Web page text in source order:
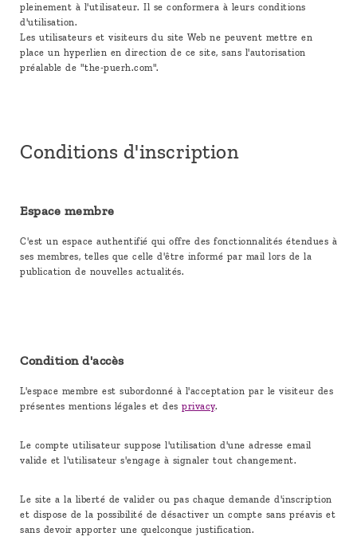
pleinement à l'utilisateur. Il se conformera à leurs conditions
d'utilisation.
Les utilisateurs et visiteurs du site Web ne peuvent mettre en
place un hyperlien en direction de ce site, sans l'autorisation
préalable de "the-puerh.com".
Conditions d'inscription
Espace membre
C'est un espace authentifié qui offre des fonctionnalités étendues à
ses membres, telles que celle d'être informé par mail lors de la
publication de nouvelles actualités.
Condition d'accès
L'espace membre est subordonné à l'acceptation par le visiteur des
présentes mentions légales et des privacy.
Le compte utilisateur suppose l'utilisation d'une adresse email
valide et l'utilisateur s'engage à signaler tout changement.
Le site a la liberté de valider ou pas chaque demande d'inscription
et dispose de la possibilité de désactiver un compte sans préavis et
sans devoir apporter une quelconque justification.